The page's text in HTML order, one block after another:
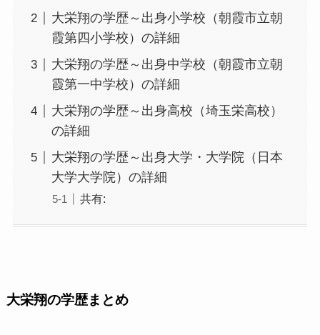
大栄翔の学歴～出身小学校（朝霞市立朝
霞第四小学校）の詳細
大栄翔の学歴～出身中学校（朝霞市立朝
霞第一中学校）の詳細
大栄翔の学歴～出身高校（埼玉栄高校）
の詳細
大栄翔の学歴～出身大学・大学院（日本
大学大学院）の詳細
共有:
大栄翔の学歴まとめ